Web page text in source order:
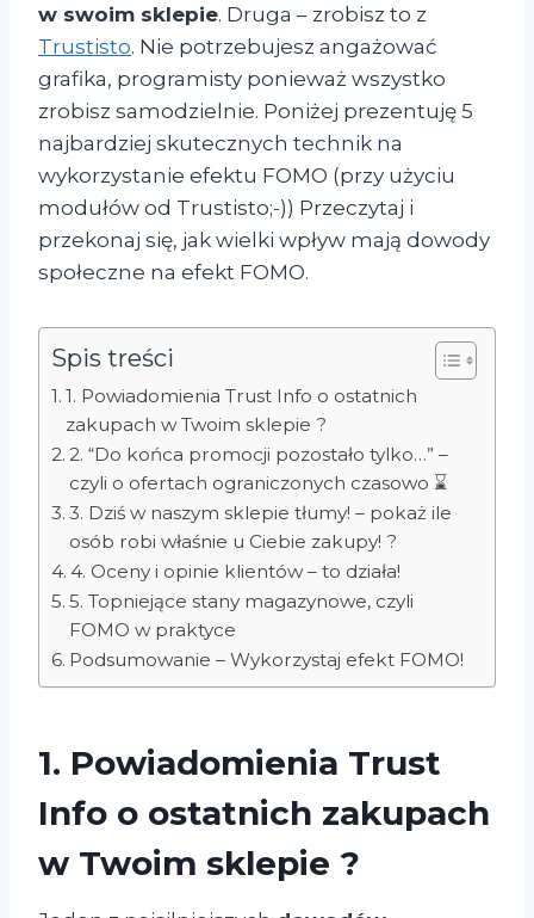
w swoim sklepie. Druga – zrobisz to z
Trustisto. Nie potrzebujesz angażować
grafika, programisty ponieważ wszystko
zrobisz samodzielnie. Poniżej prezentuję 5
najbardziej skutecznych technik na
wykorzystanie efektu FOMO (przy użyciu
modułów od Trustisto;-)) Przeczytaj i
przekonaj się, jak wielki wpływ mają dowody
społeczne na efekt FOMO.
Spis treści
1. Powiadomienia Trust Info o ostatnich
zakupach w Twoim sklepie ?
2. “Do końca promocji pozostało tylko…” –
czyli o ofertach ograniczonych czasowo ⌛
3. Dziś w naszym sklepie tłumy! – pokaż ile
osób robi właśnie u Ciebie zakupy! ?️
4. Oceny i opinie klientów – to działa!
5. Topniejące stany magazynowe, czyli
FOMO w praktyce
Podsumowanie – Wykorzystaj efekt FOMO!
1. Powiadomienia Trust
Info o ostatnich zakupach
w Twoim sklepie ?